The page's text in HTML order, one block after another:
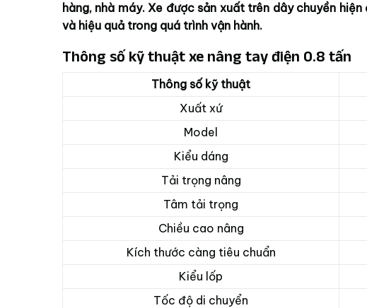
hàng, nhà máy. Xe được sản xuất trên dây chuyền
và hiệu quả trong quá trình vận hành.
Thông số kỹ thuật xe nâng tay điện 0.8 tấn
Thông số kỹ thuật
Xuất xứ
Model
Kiểu dáng
Tải trọng nâng
Tâm tải trọng
Chiều cao nâng
Kích thước càng tiêu chuẩn
Kiểu lốp
Tốc độ di chuyển